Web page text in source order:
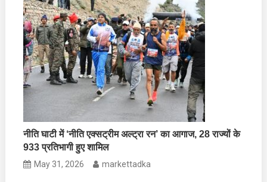
नीति घाटी में ‘नीति एक्सट्रीम अल्ट्रा रन’ का आगाज, 28 राज्यों के
933 प्रतिभागी हुए शामिल
May 31, 2026 markettadka